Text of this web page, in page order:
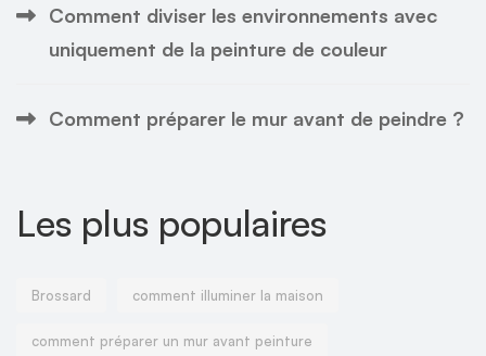
Comment diviser les environnements avec
uniquement de la peinture de couleur
Comment préparer le mur avant de peindre ?
Les plus populaires
Brossard comment illuminer la maison
comment préparer un mur avant peinture